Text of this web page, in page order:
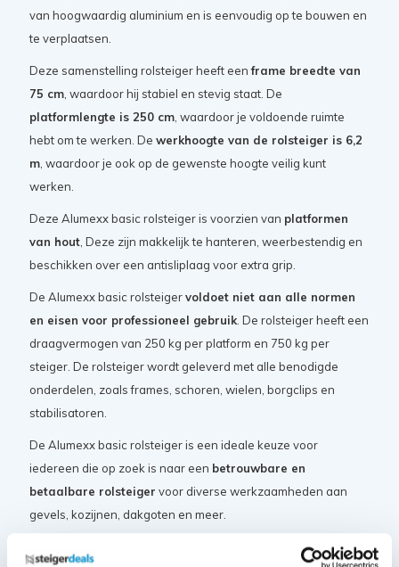
van hoogwaardig aluminium en is eenvoudig op te bouwen en
te verplaatsen.
Deze samenstelling rolsteiger heeft eenframe breedte van
75 cm, waardoor hij stabiel en stevig staat. De
platformlengte is 250 cm, waardoor je voldoende ruimte
hebt om te werken. De werkhoogte van de rolsteiger is 6,2
m, waardoor je ook op de gewenste hoogte veilig kunt
werken.
Deze Alumexx basic rolsteiger is voorzien van platformen
van hout, Deze zijn makkelijk te hanteren, weerbestendig en
beschikken over een antisliplaag voor extra grip.
De Alumexx basic rolsteigervoldoet niet aan alle normen
en eisen voor professioneel gebruik. De rolsteiger heeft een
draagvermogen van 250 kg per platform en 750 kg per
steiger. De rolsteiger wordt geleverd met alle benodigde
onderdelen, zoals frames, schoren, wielen, borgclips en
stabilisatoren.
De Alumexx basic rolsteiger is een ideale keuze voor
iedereen die op zoek is naar een betrouwbare en
betaalbare rolsteiger voor diverse werkzaamheden aan
gevels, kozijnen, dakgoten en meer.